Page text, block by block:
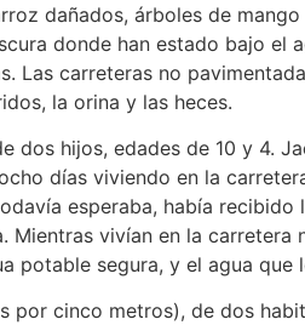
dañados, árboles de
donde han estado bajo el
Las carreteras no
la orina y las heces.
dos hijos, edades de 10 y 4.
días viviendo en la
esperaba, había
Mientras vivían en la
potable segura, y el agua que
por cinco metros), de dos